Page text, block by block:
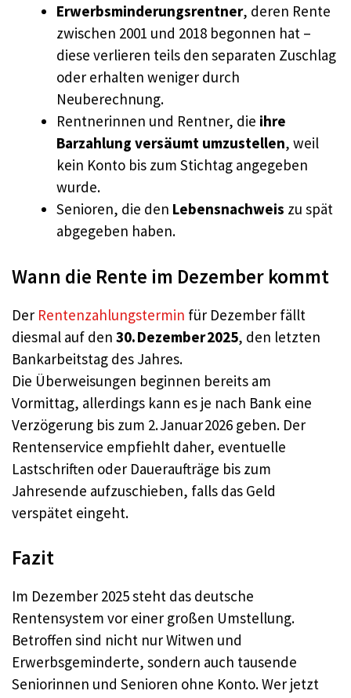
Erwerbsminderungsrentner, deren Rente
zwischen 2001 und 2018 begonnen hat –
diese verlieren teils den separaten Zuschlag
oder erhalten weniger durch
Neuberechnung.
Rentnerinnen und Rentner, die ihre
Barzahlung versäumt umzustellen, weil
kein Konto bis zum Stichtag angegeben
wurde.
Senioren, die den Lebensnachweis zu spät
abgegeben haben.
Wann die Rente im Dezember kommt
Der Rentenzahlungstermin für Dezember fällt
diesmal auf den 30. Dezember 2025, den letzten
Bankarbeitstag des Jahres.
Die Überweisungen beginnen bereits am
Vormittag, allerdings kann es je nach Bank eine
Verzögerung bis zum 2. Januar 2026 geben. Der
Rentenservice empfiehlt daher, eventuelle
Lastschriften oder Daueraufträge bis zum
Jahresende aufzuschieben, falls das Geld
verspätet eingeht.
Fazit
Im Dezember 2025 steht das deutsche
Rentensystem vor einer großen Umstellung.
Betroffen sind nicht nur Witwen und
Erwerbsgeminderte, sondern auch tausende
Seniorinnen und Senioren ohne Konto. Wer jetzt